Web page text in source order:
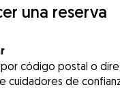
una reserva
por código postal o
cuidadores de